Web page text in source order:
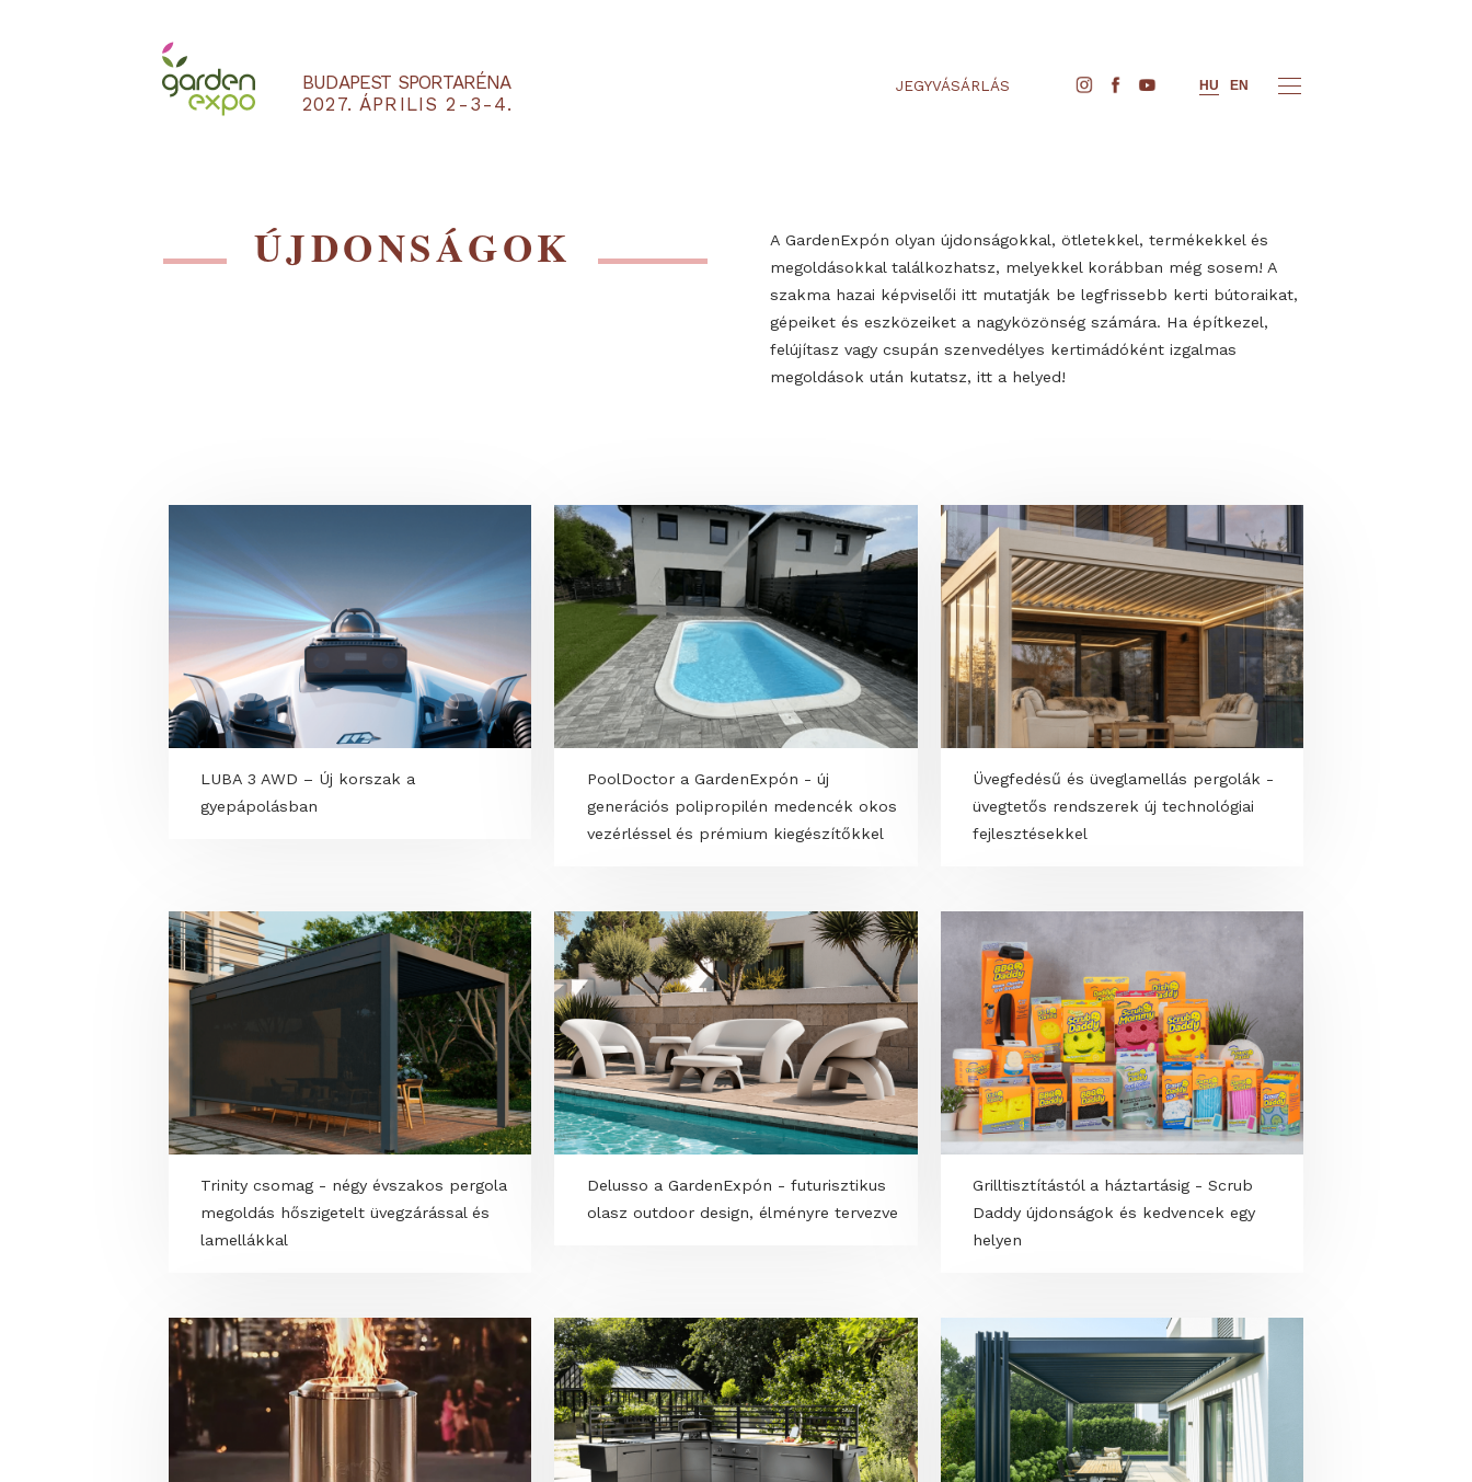
BUDAPEST SPORTARÉNA
2027. ÁPRILIS 2-3-4.
JEGYVÁSÁRLÁS
ÚJDONSÁGOK
A GardenExpón olyan újdonságokkal, ötletekkel, termékekkel és
megoldásokkal találkozhatsz, melyekkel korábban még sosem! A
szakma hazai képviselői itt mutatják be legfrissebb kerti bútoraikat,
gépeiket és eszközeiket a nagyközönség számára. Ha építkezel,
felújítasz vagy csupán szenvedélyes kertimádóként izgalmas
vezérléssel és prémium kiegészítőkkel
Trinity csomag - négy évszakos pergola
megoldás hőszigetelt üvegzárással és
lamellákkal
Delusso a GardenExpón - futurisztikus
olasz outdoor design, élményre tervezve
Grilltisztítástól a háztartásig - Scrub
Daddy újdonságok és kedvencek egy
helyen